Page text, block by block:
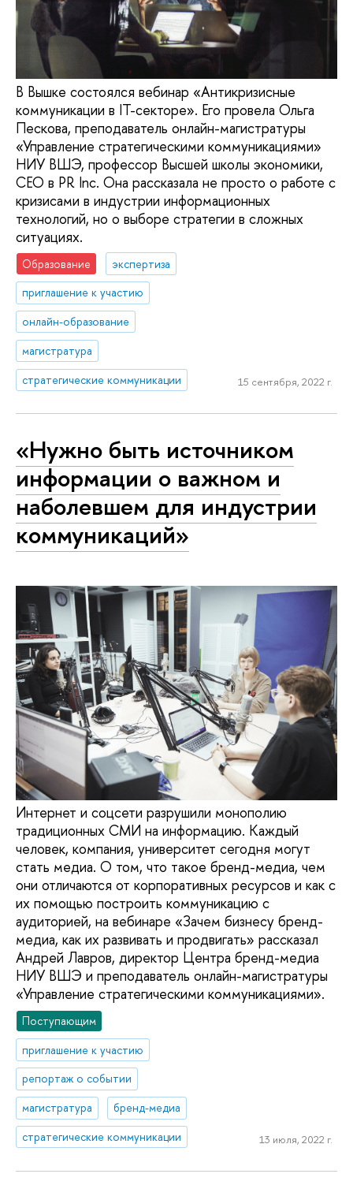
В Вышке состоялся вебинар «Антикризисные
коммуникации в IT-секторе». Его провела Ольга
Пескова, преподаватель онлайн-магистратуры
«Управление стратегическими коммуникациями»
НИУ ВШЭ, профессор Высшей школы экономики,
CEO в PR Inc. Она рассказала не просто о работе с
кризисами в индустрии информационных
технологий, но о выборе стратегии в сложных
ситуациях.
Образование
экспертиза
приглашение к участию
онлайн-образование
магистратура
стратегические коммуникации
15 сентября, 2022 г.
«Нужно быть источником
информации о важном и
наболевшем для индустрии
коммуникаций»
Интернет и соцсети разрушили монополию
традиционных СМИ на информацию. Каждый
человек, компания, университет сегодня могут
стать медиа. О том, что такое бренд-медиа, чем
они отличаются от корпоративных ресурсов и как с
их помощью построить коммуникацию с
аудиторией, на вебинаре «Зачем бизнесу бренд-
медиа, как их развивать и продвигать» рассказал
Андрей Лавров, директор Центра бренд-медиа
НИУ ВШЭ и преподаватель онлайн-магистратуры
«Управление стратегическими коммуникациями».
Поступающим
приглашение к участию
репортаж о событии
магистратура
бренд-медиа
стратегические коммуникации
13 июля, 2022 г.